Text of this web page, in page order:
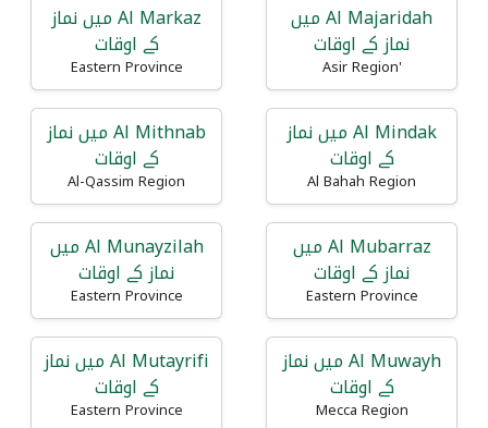
Al Majaridah میں
نماز کے اوقات
'Asir Region
Al Markaz میں نماز
کے اوقات
Eastern Province
Al Mindak میں نماز
کے اوقات
Al Bahah Region
Al Mithnab میں نماز
کے اوقات
Al-Qassim Region
Al Mubarraz میں
نماز کے اوقات
Eastern Province
Al Munayzilah میں
نماز کے اوقات
Eastern Province
Al Muwayh میں نماز
کے اوقات
Mecca Region
Al Mutayrifi میں نماز
کے اوقات
Eastern Province